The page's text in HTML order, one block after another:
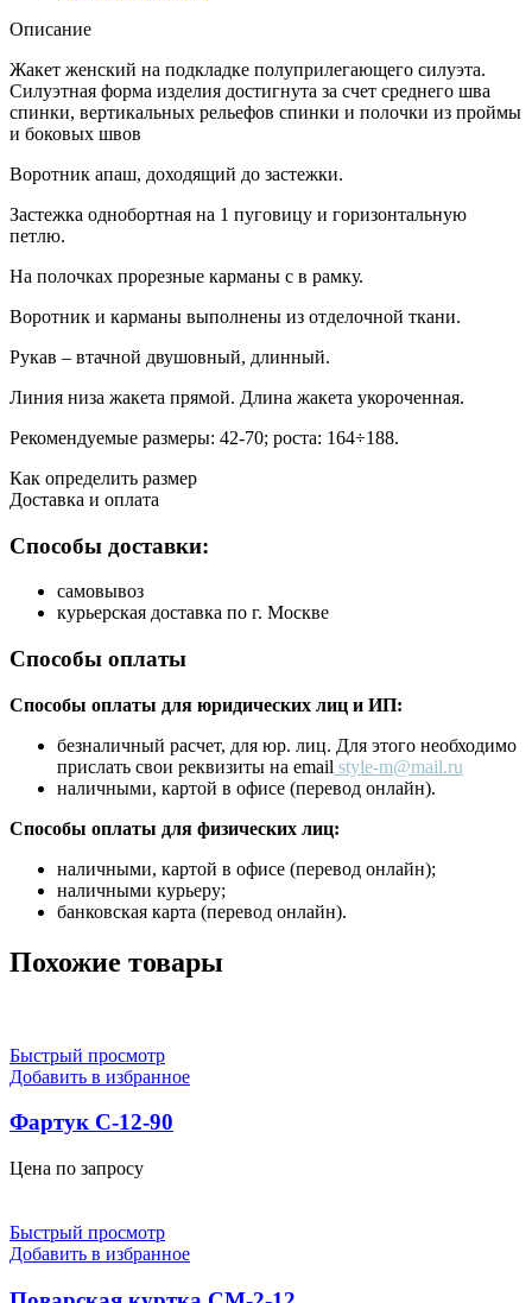
Описание
Жакет женский на подкладке полуприлегающего силуэта.
Силуэтная форма изделия достигнута за счет среднего шва
спинки, вертикальных рельефов спинки и полочки из проймы
и боковых швов
Воротник апаш, доходящий до застежки.
Застежка однобортная на 1 пуговицу и горизонтальную
петлю.
На полочках прорезные карманы с в рамку.
Воротник и карманы выполнены из отделочной ткани.
Рукав – втачной двушовный, длинный.
Линия низа жакета прямой. Длина жакета укороченная.
Рекомендуемые размеры: 42-70; роста: 164÷188.
Как определить размер
Доставка и оплата
Способы доставки:
самовывоз
курьерская доставка по г. Москве
Способы оплаты
Способы оплаты для юридических лиц и ИП:
безналичный расчет, для юр. лиц. Для этого необходимо
прислать свои реквизиты на email style-m@mail.ru
наличными, картой в офисе (перевод онлайн).
Способы оплаты для физических лиц:
наличными, картой в офисе (перевод онлайн);
наличными курьеру;
банковская карта (перевод онлайн).
Похожие товары
Быстрый просмотр
Добавить в избранное
Фартук С-12-90
Цена по запросу
Быстрый просмотр
Добавить в избранное